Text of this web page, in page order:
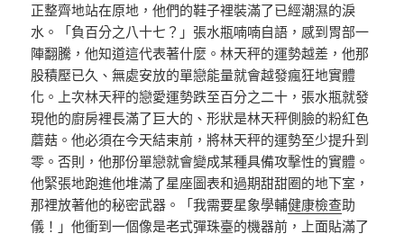
正整齊地站在原地，他們的鞋子裡裝滿了已經潮濕的淚
水。「負百分之八十七？」張水瓶喃喃自語，感到胃部一
陣翻騰，他知道這代表著什麼。林天秤的運勢越差，他那
股積壓已久、無處安放的單戀能量就會越發瘋狂地實體
化。上次林天秤的戀愛運勢跌至百分之二十，張水瓶就發
現他的廚房裡長滿了巨大的、形狀是林天秤側臉的粉紅色
蘑菇。他必須在今天結束前，將林天秤的運勢至少提升到
零。否則，他那份單戀就會變成某種具備攻擊性的實體。
他緊張地跑進他堆滿了星座圖表和過期甜甜圈的地下室，
那裡放著他的秘密武器。「我需要星象學輔健康檢查助
儀！」他衝到一個像是老式彈珠臺的機器前，上面貼滿了